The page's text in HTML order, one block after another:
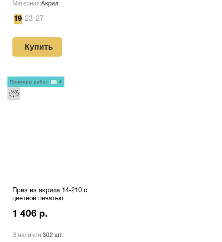
Материал:Акрил
19 23 27
Купить
Приз из акрила 14-210 с
цветной печатью
1 406 р.
В наличии:302 шт.
Примеры работ 4